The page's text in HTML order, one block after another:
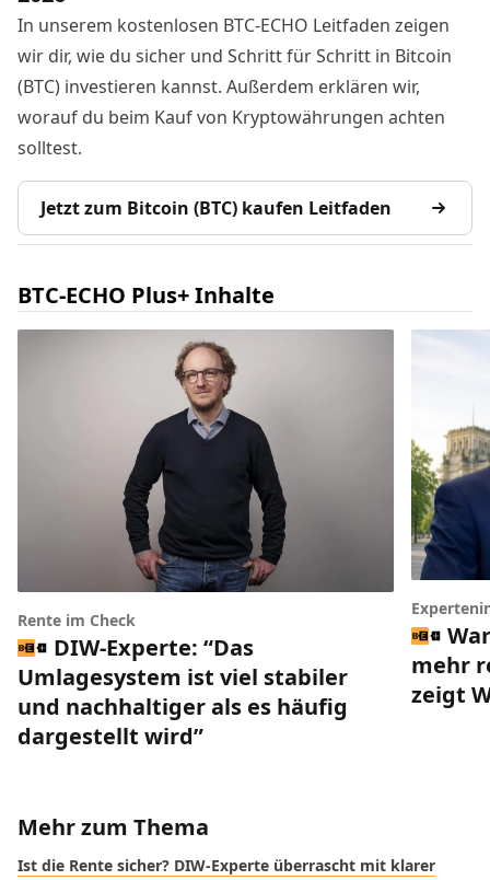
In unserem kostenlosen BTC-ECHO Leitfaden zeigen
wir dir, wie du sicher und Schritt für Schritt in Bitcoin
(BTC) investieren kannst. Außerdem erklären wir,
worauf du beim Kauf von Kryptowährungen achten
solltest.
Jetzt zum Bitcoin (BTC) kaufen Leitfaden
BTC-ECHO Plus+ Inhalte
Rente im Check
DIW-Experte: “Das
Umlagesystem ist viel stabiler
und nachhaltiger als es häufig
dargestellt wird”
mehr
zeigt
Mehr zum Thema
Ist die Rente sicher? DIW-Experte überrascht mit klarer